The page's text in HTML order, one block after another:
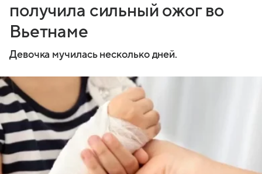
получила сильный ожог во
Вьетнаме
Девочка мучилась несколько дней.